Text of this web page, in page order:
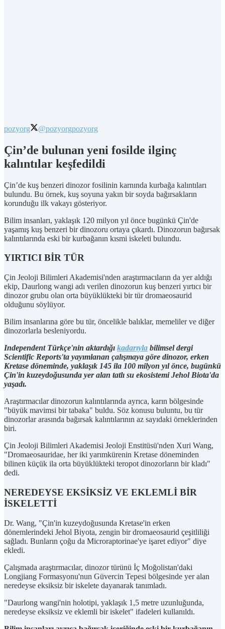
pozyorg @pozyorgpozyorg
Çin’de bulunan yeni fosilde ilginç
kalıntılar keşfedildi
Çin’de kuş benzeri dinozor fosilinin karnında kurbağa kalıntıları
bulundu. Bu örnek, kuş soyuna yakın bir soyda bağırsakların
korunduğu ilk vakayı gösteriyor.
Bilim insanları, yaklaşık 120 milyon yıl önce bugünkü Çin'de
yaşamış kuş benzeri bir dinozoru ortaya çıkardı. Dinozorun bağırsak
kalıntılarında eski bir kurbağanın kısmi iskeleti bulundu.
YIRTICI BİR TÜR
Çin Jeoloji Bilimleri Akademisi'nden araştırmacıların da yer aldığı
ekip, Daurlong wangi adı verilen dinozorun kuş benzeri yırtıcı bir
dinozor grubu olan orta büyüklükteki bir tür dromaeosaurid
olduğunu söylüyor.
Bilim insanlarına göre bu tür, öncelikle balıklar, memeliler ve diğer
dinozorlarla besleniyordu.
Independent Türkçe'nin aktardığı kadarıyla bilimsel dergi
Scientific Reports'ta yayımlanan çalışmaya göre dinozor, erken
Kretase döneminde, yaklaşık 145 ila 100 milyon yıl önce, bugünkü
Çin'in kuzeydoğusunda yer alan tatlı su ekosistemi Jehol Biota'da
yaşadı.
Araştırmacılar dinozorun kalıntılarında ayrıca, karın bölgesinde
"büyük mavimsi bir tabaka" buldu. Söz konusu buluntu, bu tür
dinozorlar arasında bağırsak kalıntılarının az sayıdaki örneklerinden
biri.
Çin Jeoloji Bilimleri Akademisi Jeoloji Enstitüsü'nden Xuri Wang,
"Dromaeosauridae, her iki yarımkürenin Kretase döneminden
bilinen küçük ila orta büyüklükteki teropot dinozorların bir kladı"
dedi.
NEREDEYSE EKSİKSİZ VE EKLEMLİ BİR
İSKELETTİ
Dr. Wang, "Çin'in kuzeydoğusunda Kretase'in erken
dönemlerindeki Jehol Biyota, zengin bir dromaeosaurid çeşitliliği
sağladı. Bunların çoğu da Microraptorinae'ye işaret ediyor" diye
ekledi.
Çalışmada araştırmacılar, dinozor türünü İç Moğolistan'daki
Longjiang Formasyonu'nun Güvercin Tepesi bölgesinde yer alan
neredeyse eksiksiz bir iskelete dayanarak tanımladı.
"Daurlong wangi'nin holotipi, yaklaşık 1,5 metre uzunluğunda,
neredeyse eksiksiz ve eklemli bir iskelet" ifadeleri kullanıldı.